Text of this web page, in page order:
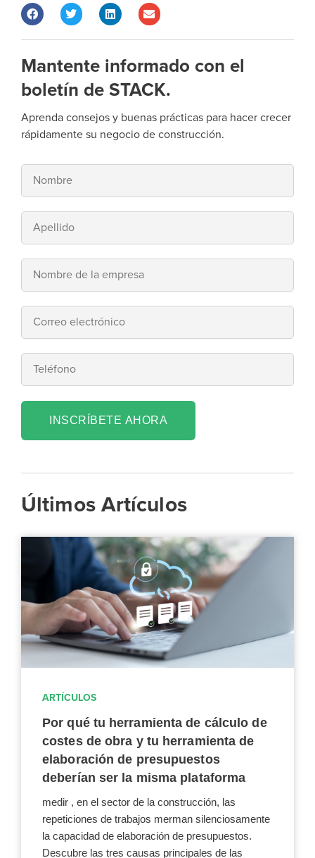
Mantente informado con el
boletín de STACK.
Aprenda consejos y buenas prácticas para hacer crecer
rápidamente su negocio de construcción.
INSCRÍBETE AHORA
Últimos Artículos
ARTÍCULOS
Por qué tu herramienta de cálculo de
costes de obra y tu herramienta de
elaboración de presupuestos
deberían ser la misma plataforma
medir , en el sector de la construcción, las
repeticiones de trabajos merman silenciosamente
la capacidad de elaboración de presupuestos.
Descubre las tres causas principales de las